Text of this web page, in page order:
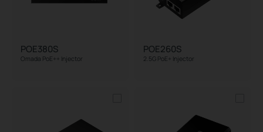
POE380S
Omada PoE++ Injector
POE260S
2.5G PoE+ Injector